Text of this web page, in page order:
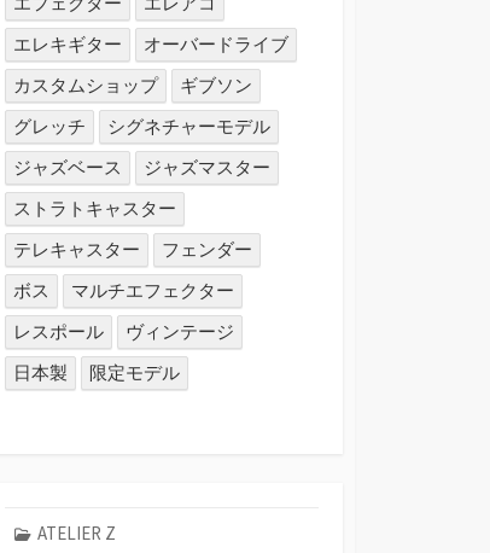
エレキギター
オーバードライブ
カスタムショップ
ギブソン
グレッチ
シグネチャーモデル
ジャズベース
ジャズマスター
ストラトキャスター
テレキャスター
フェンダー
ボス
マルチエフェクター
レスポール
ヴィンテージ
日本製
限定モデル
ATELIER Z